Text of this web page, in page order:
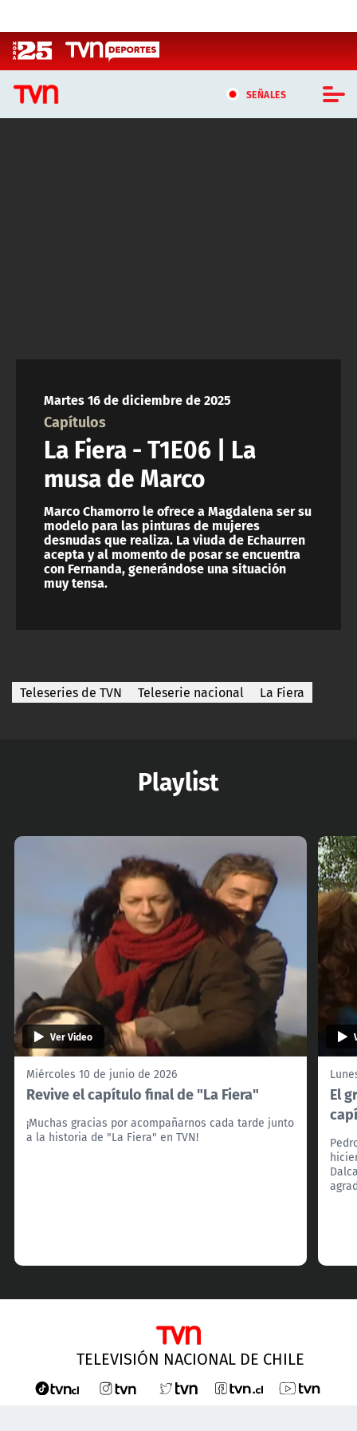
SEÑALES
ACTUALIDAD Y TENDENCIAS
CORPORATIVO Y TRANSPARENCIA
CANAL DE DENUNCIAS
ÁREA DE PROYECTOS
Martes 16 de diciembre de 2025
Capítulos
La Fiera - T1E06 | La
musa de Marco
Marco Chamorro le ofrece a Magdalena ser su
modelo para las pinturas de mujeres
desnudas que realiza. La viuda de Echaurren
acepta y al momento de posar se encuentra
con Fernanda, generándose una situación
muy tensa.
Teleseries de TVN Teleserie nacional La Fiera
Playlist
Ver Video
Miércoles 10 de junio de 2026
Revive el capítulo final de "La Fiera"
¡Muchas gracias por acompañarnos cada tarde junto
a la historia de "La Fiera" en TVN!
El
TELEVISIÓN NACIONAL DE CHILE